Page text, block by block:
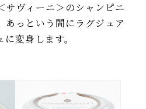
サヴィーニ＞のシャンピニ
あっという間にラグジュア
変身します。